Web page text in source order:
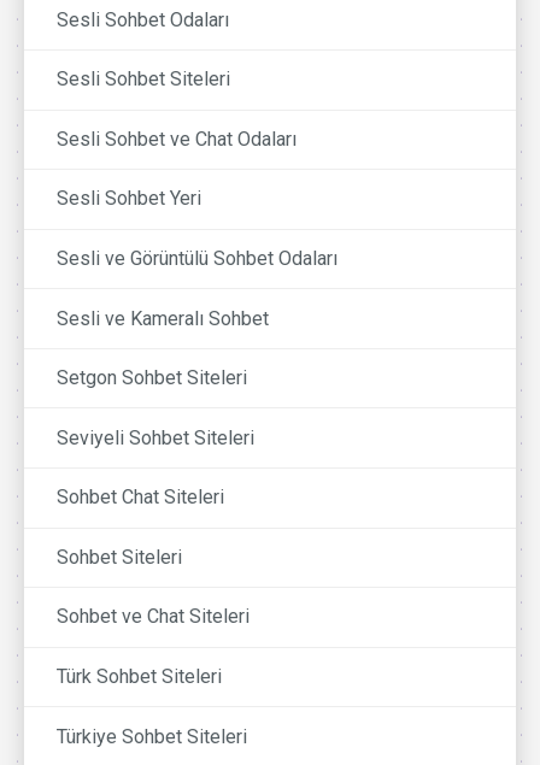
Sesli Sohbet Odaları
Sesli Sohbet Siteleri
Sesli Sohbet ve Chat Odaları
Sesli Sohbet Yeri
Sesli ve Görüntülü Sohbet Odaları
Sesli ve Kameralı Sohbet
Setgon Sohbet Siteleri
Seviyeli Sohbet Siteleri
Sohbet Chat Siteleri
Sohbet Siteleri
Sohbet ve Chat Siteleri
Türk Sohbet Siteleri
Türkiye Sohbet Siteleri